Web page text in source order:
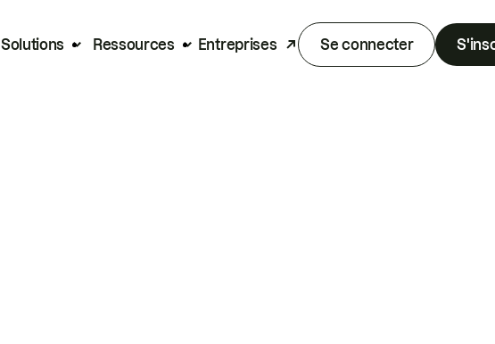
Solutions Ressources Entreprises Se connecter